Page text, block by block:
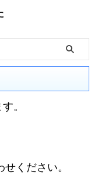
。
ください。